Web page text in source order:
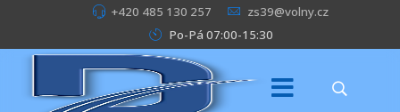
+420 485 130 257
zs39@volny.cz
Po-Pá 07:00-15:30